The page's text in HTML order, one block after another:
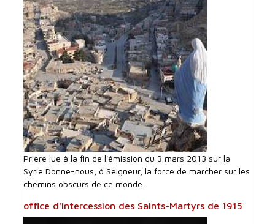
Prière lue à la fin de l'émission du 3 mars 2013 sur la
Syrie Donne-nous, ô Seigneur, la force de marcher sur les
chemins obscurs de ce monde...
office d'intercession des Saints-Martyrs de 1915